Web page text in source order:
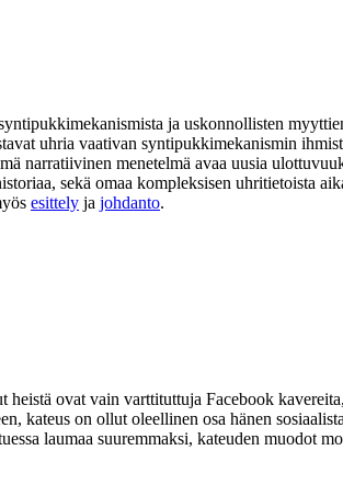
ja uskonnollisten
uhria vaativan syntipukkimekanismin
narratiivinen menetelmä avaa uusia
sekä omaa kompleksisen uhritietoista
esittely ja johdanto.
ovat vain varttituttuja Facebook
kateus on ollut oleellinen osa hänen
laumaa suuremmaksi, kateuden muodot